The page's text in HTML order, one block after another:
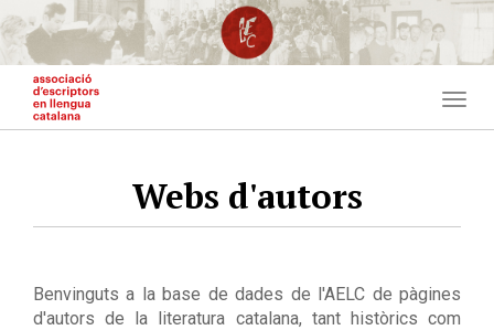
Vés
al
contingut
Webs d'autors
Benvinguts a la base de dades de l'AELC de pàgines
d'autors de la literatura catalana, tant històrics com